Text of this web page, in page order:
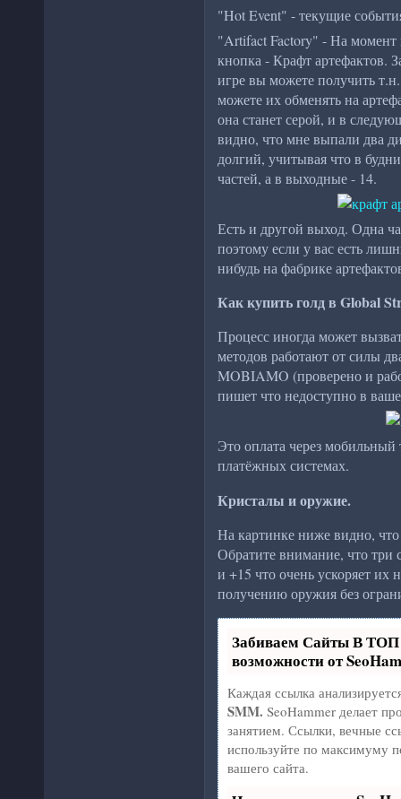
"Hot Event" - текущие
"Artifact Factory" - На момент
кнопка - Крафт артефактов.
игре вы можете получить
можете их обменять на
она станет серой, и в
видно, что мне выпали два
долгий, учитывая что в
частей, а в выходные - 14.
Есть и другой выход. Одна
поэтому если у вас есть
нибудь на фабрике
Как купить голд в Global
Процесс иногда может
методов работают от силы
MOBIAMO (проверено и
пишет что недоступно в
Это оплата через
платёжных системах.
Кристалы и оружие.
На картинке ниже видно,
Обратите внимание, что три
и +15 что очень ускоряет их
получению оружия без
Забиваем Сайты В
возможности от
Каждая ссылка
SMM. SeoHammer делает
занятием. Ссылки, вечные
используйте по максимуму
вашего сайта.